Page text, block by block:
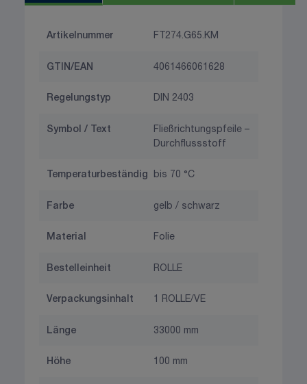
Artikelnummer FT274.G65.KM
GTIN/EAN 4061466061628
Regelungstyp DIN 2403
Symbol / Text
Fließrichtungspfeile –
Durchflussstoff
Temperaturbeständig bis 70 °C
Farbe gelb / schwarz
Material Folie
Bestelleinheit ROLLE
Verpackungsinhalt 1 ROLLE/VE
Länge 33000 mm
Höhe 100 mm